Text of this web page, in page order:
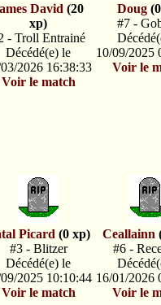
David (20
xp)
- Troll Entrainé
Décédé(e) le
2026 16:38:33
Voir le match
Doug
#7 -
10/09/2025
Voir le
Picard (0 xp)
#3 - Blitzer
Décédé(e) le
2025 10:10:44
Voir le match
Ceallainn
#6 -
16/01/2026
Voir le